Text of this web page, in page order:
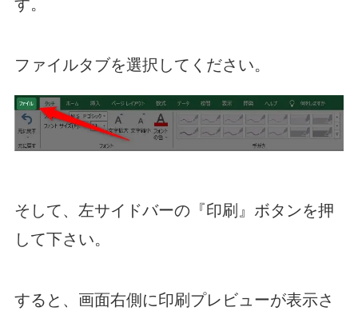
す。
ファイルタブを選択してください。
そして、左サイドバーの『印刷』ボタンを押
して下さい。
すると、画面右側に印刷プレビューが表示さ